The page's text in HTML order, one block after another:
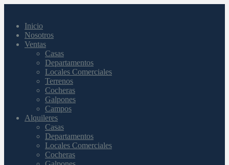
Inicio
Nosotros
Ventas
Casas
Departamentos
Locales Comerciales
Terrenos
Cocheras
Galpones
Campos
Alquileres
Casas
Departamentos
Locales Comerciales
Cocheras